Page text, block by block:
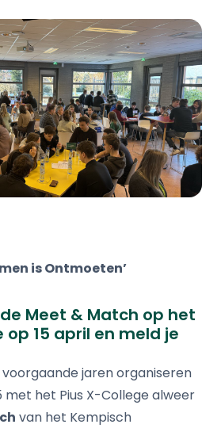
is Ontmoeten’
Meet & Match op het
op 15 april en meld je
jaren organiseren
met het Pius X-College alweer
van het Kempisch